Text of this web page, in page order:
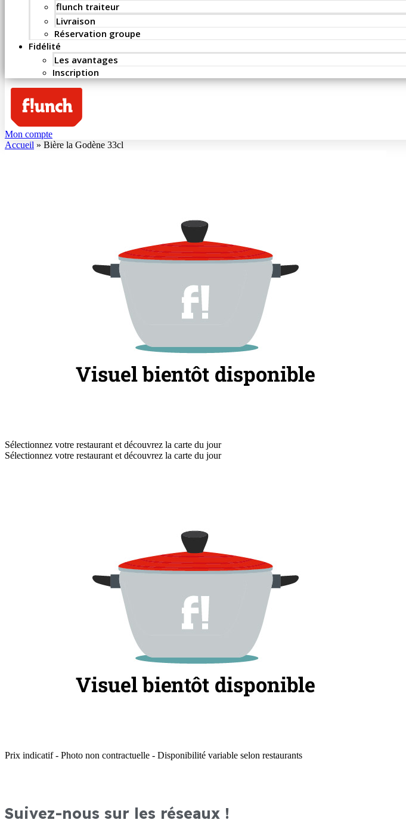
flunch traiteur
Livraison
Réservation groupe
Fidélité
Les avantages
Inscription
Mon compte
Accueil » Bière la Godène 33cl
Sélectionnez votre restaurant et découvrez la carte du jour
Sélectionnez votre restaurant et découvrez la carte du jour
Prix indicatif - Photo non contractuelle - Disponibilité variable selon restaurants
Suivez-nous sur les réseaux !